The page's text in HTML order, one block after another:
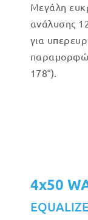
Μεγάλη
ανάλυσης
για
178°).
4x50